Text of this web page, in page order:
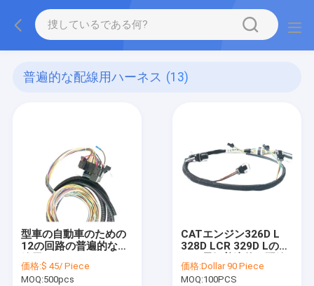
普遍的な配線用ハーネス (13)
型車の自動車のための
12の回路の普遍的な配
価格:$ 45/ Piece
MOQ:500pcs
CATエンジン326D L
328D LCR 329D Lのた
用ハーネス
価格:Dollar 90 Piece
MOQ:100PCS